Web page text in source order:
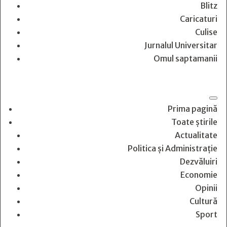
Blitz
Caricaturi
Culise
Jurnalul Universitar
Omul saptamanii
Prima pagină
Toate știrile
Actualitate
Politica și Administrație
Dezvăluiri
Economie
Opinii
Cultură
Sport